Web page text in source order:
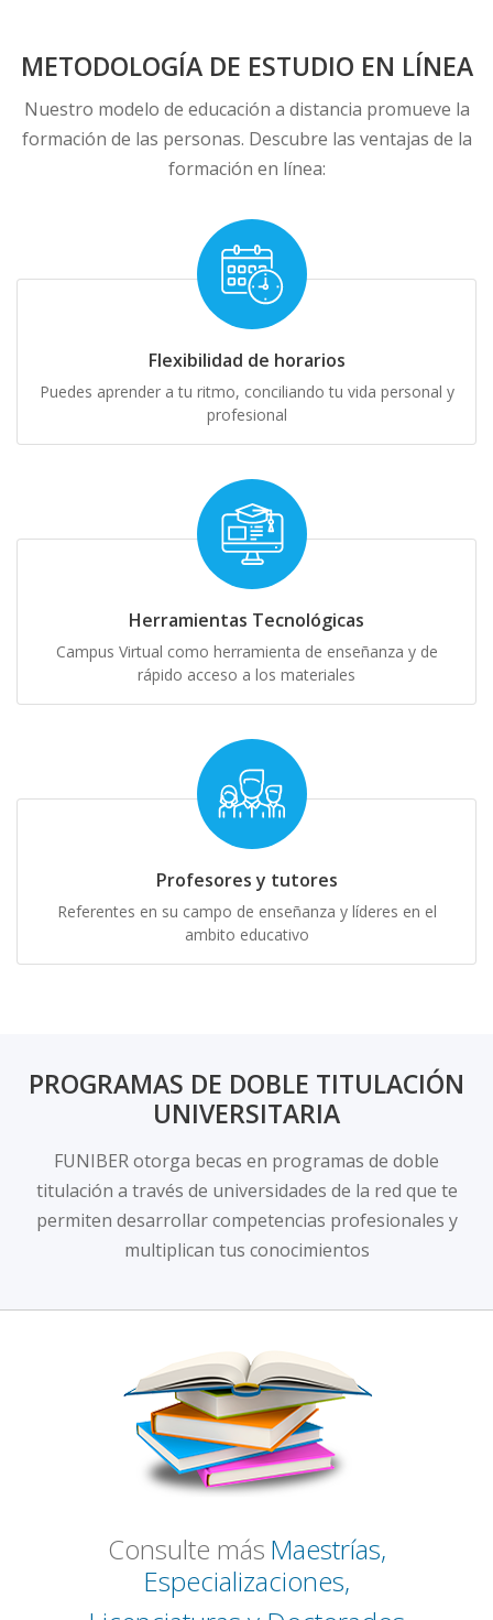
METODOLOGÍA DE ESTUDIO EN LÍNEA
Nuestro modelo de educación a distancia promueve la
formación de las personas. Descubre las ventajas de la
formación en línea:
Flexibilidad de horarios
Puedes aprender a tu ritmo, conciliando tu vida personal y
profesional
Herramientas Tecnológicas
Campus Virtual como herramienta de enseñanza y de
rápido acceso a los materiales
Profesores y tutores
Referentes en su campo de enseñanza y líderes en el
ambito educativo
PROGRAMAS DE DOBLE TITULACIÓN
UNIVERSITARIA
FUNIBER otorga becas en programas de doble
titulación a través de universidades de la red que te
permiten desarrollar competencias profesionales y
multiplican tus conocimientos
Consulte más Maestrías,
Especializaciones,